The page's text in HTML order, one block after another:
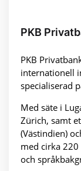
PKB
PKB
internationell
specialiserad
Med säte i
Zürich, samt
(Västindien)
med cirka
och